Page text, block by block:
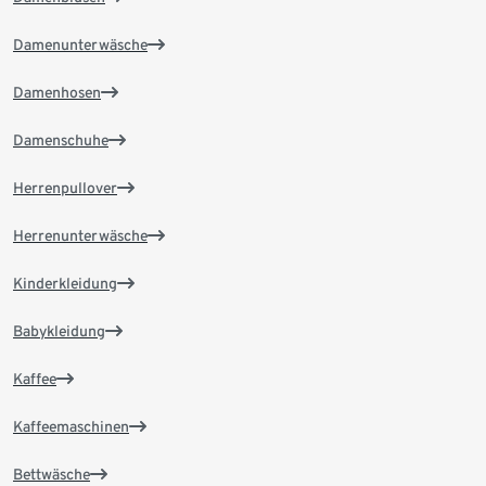
Damenunterwäsche
Damenhosen
Damenschuhe
Herrenpullover
Herrenunterwäsche
Kinderkleidung
Babykleidung
Kaffee
Kaffeemaschinen
Bettwäsche